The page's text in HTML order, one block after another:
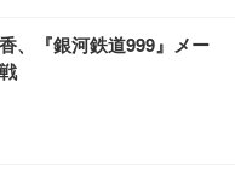
、『銀河鉄道999』メー